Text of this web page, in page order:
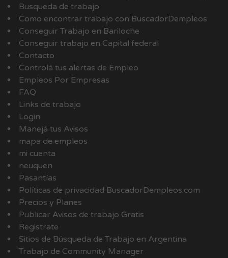
Busqueda de trabajo
Como encontrar trabajo con BuscadorDempleos
Conseguir Trabajo en Bariloche
Conseguir trabajo en Capital federal
Contacto
Controlá tus alertas de Empleo
Empleos Por Empresas
FAQ
Links de trabajo
Login
Manejá tus Avisos
mapa de empleos
mi cuenta
neuquen
Pasantías
Políticas de privacidad BuscadorDempleos.com
Precios y Planes
Publicar Avisos de trabajo Gratis
Registrate
Sitios de Búsqueda de Trabajo en Argentina
Trabajo de Community Manager